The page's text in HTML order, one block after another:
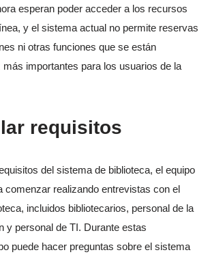
esperan poder acceder a los recursos
y el sistema actual no permite reservas
ni otras funciones que se están
importantes para los usuarios de la
requisitos
del sistema de biblioteca, el equipo
comenzar realizando entrevistas con el
incluidos bibliotecarios, personal de la
y personal de TI. Durante estas
puede hacer preguntas sobre el sistema